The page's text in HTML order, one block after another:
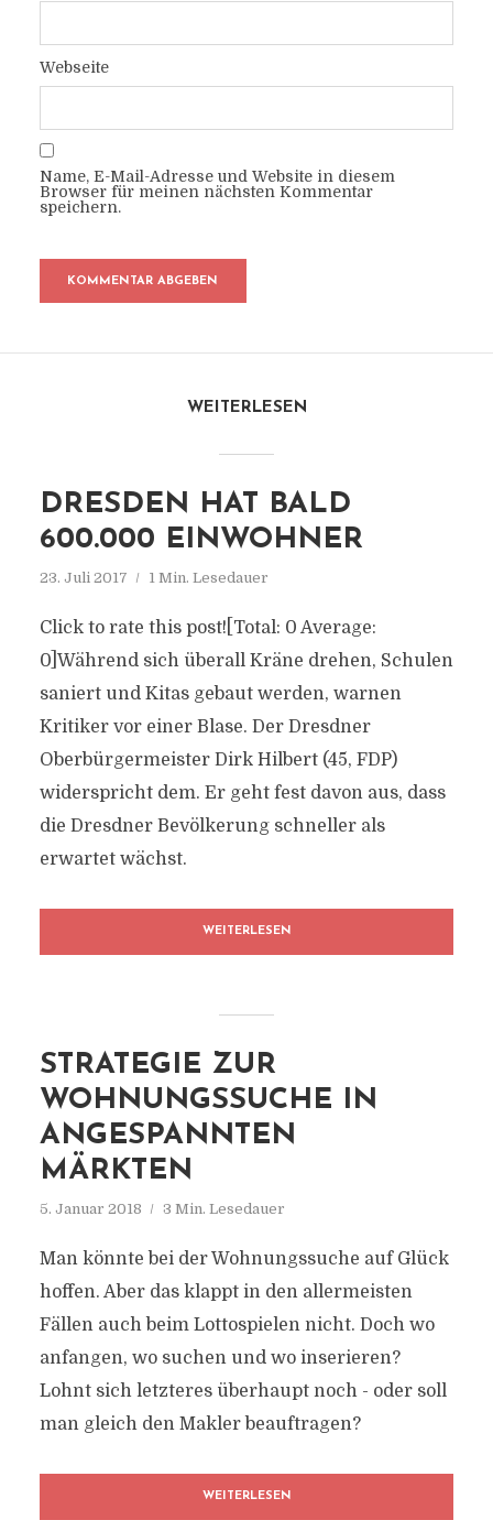
Webseite
Name, E-Mail-Adresse und Website in diesem
Browser für meinen nächsten Kommentar
speichern.
WEITERLESEN
DRESDEN HAT BALD
600.000 EINWOHNER
23. Juli 2017 1 Min. Lesedauer
Click to rate this post![Total: 0 Average:
0]Während sich überall Kräne drehen, Schulen
saniert und Kitas gebaut werden, warnen
Kritiker vor einer Blase. Der Dresdner
Oberbürgermeister Dirk Hilbert (45, FDP)
widerspricht dem. Er geht fest davon aus, dass
die Dresdner Bevölkerung schneller als
erwartet wächst.
WEITERLESEN
STRATEGIE ZUR
WOHNUNGSSUCHE IN
ANGESPANNTEN
MÄRKTEN
5. Januar 2018 3 Min. Lesedauer
Man könnte bei der Wohnungssuche auf Glück
hoffen. Aber das klappt in den allermeisten
Fällen auch beim Lottospielen nicht. Doch wo
anfangen, wo suchen und wo inserieren?
Lohnt sich letzteres überhaupt noch - oder soll
man gleich den Makler beauftragen?
WEITERLESEN